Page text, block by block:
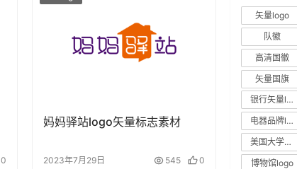
0
妈妈驿站logo矢量标志素材
2023年7月29日 545 0
矢量logo
队徽
高清国徽
矢量国旗
银行矢量logo
电器品牌logo
美国大学校徽
博物馆logo